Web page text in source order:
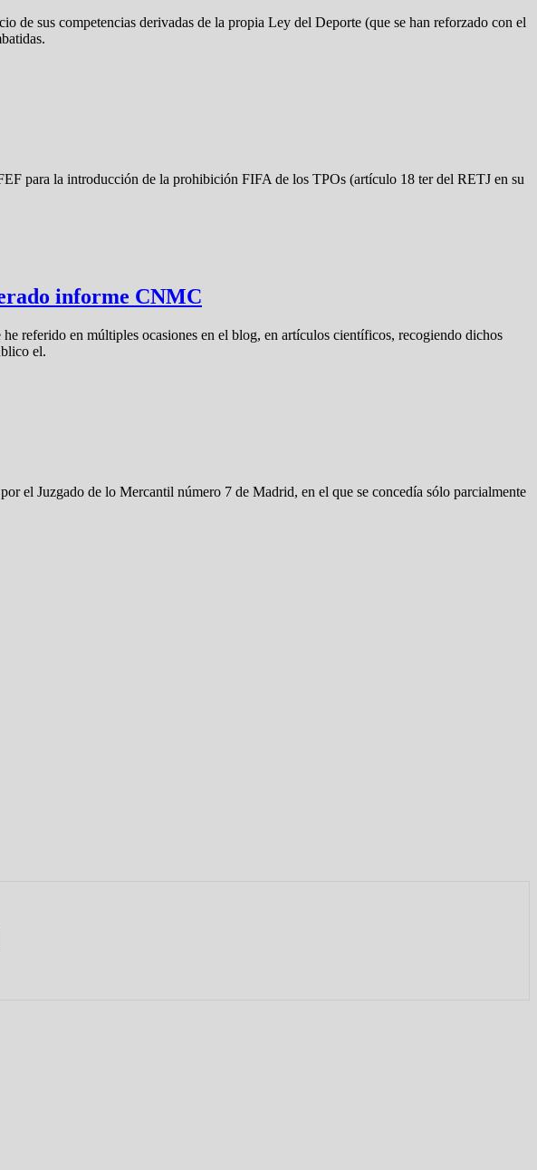
de sus competencias derivadas de la propia Ley del Deporte (que se han reforzado con el
para la introducción de la prohibición FIFA de los TPOs (artículo 18 ter del RETJ en su
informe CNMC
referido en múltiples ocasiones en el blog, en artículos científicos, recogiendo dichos
el.
el Juzgado de lo Mercantil número 7 de Madrid, en el que se concedía sólo parcialmente